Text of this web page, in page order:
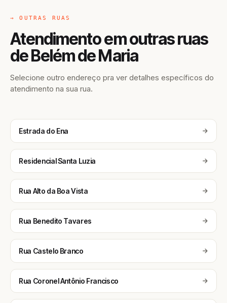
→ OUTRAS RUAS
Atendimento em outras ruas
de Belém de Maria
Selecione outro endereço pra ver detalhes específicos do
atendimento na sua rua.
Estrada do Ena
Residencial Santa Luzia
Rua Alto da Boa Vista
Rua Benedito Tavares
Rua Castelo Branco
Rua Coronel Antônio Francisco